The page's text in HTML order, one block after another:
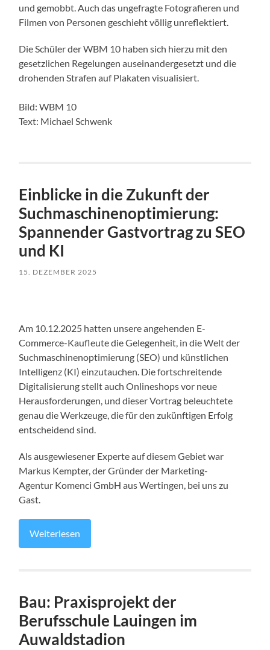
und gemobbt. Auch das ungefragte Fotografieren und
Filmen von Personen geschieht völlig unreflektiert.
Die Schüler der WBM 10 haben sich hierzu mit den
gesetzlichen Regelungen auseinandergesetzt und die
drohenden Strafen auf Plakaten visualisiert.
Bild: WBM 10
Text: Michael Schwenk
Einblicke in die Zukunft der
Suchmaschinenoptimierung:
Spannender Gastvortrag zu SEO
und KI
15. DEZEMBER 2025
Am 10.12.2025 hatten unsere angehenden E-
Commerce-Kaufleute die Gelegenheit, in die Welt der
Suchmaschinenoptimierung (SEO) und künstlichen
Intelligenz (KI) einzutauchen. Die fortschreitende
Digitalisierung stellt auch Onlineshops vor neue
Herausforderungen, und dieser Vortrag beleuchtete
genau die Werkzeuge, die für den zukünftigen Erfolg
entscheidend sind.
Als ausgewiesener Experte auf diesem Gebiet war
Markus Kempter, der Gründer der Marketing-
Agentur Komenci GmbH aus Wertingen, bei uns zu
Gast.
Weiterlesen
Bau: Praxisprojekt der
Berufsschule Lauingen im
Auwaldstadion